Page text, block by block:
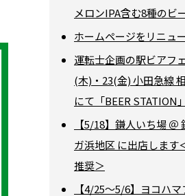
メロンIPA含む8種のビ
ホームページをリニュ
運転士企画の駅ビアフ
(木)・23(金) 小田急線
にて「BEER STATION」
【5/18】鎌人いち場
ガ浜地区 に出店します
推奨＞
【4/25～5/6】ヨコハ